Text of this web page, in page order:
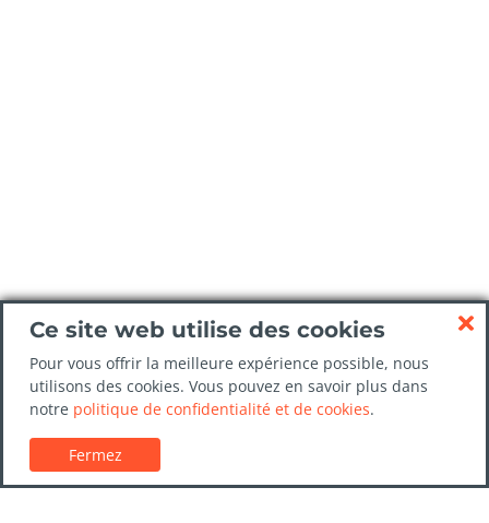
Ce site web utilise des cookies
Pour vous offrir la meilleure expérience possible, nous
utilisons des cookies. Vous pouvez en savoir plus dans
notre politique de confidentialité et de cookies.
Fermez